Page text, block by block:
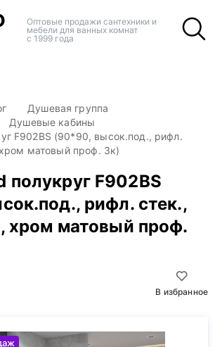
Оптовые продажи сантехники и
мебели для ванных комнат
с 1999 года
Душевая группа
Душевые кабины
F902BS (90*90, высок.под., рифл.
матовый проф. 3к)
полукруг F902BS
рифл. стек.,
хром матовый проф.
В избранное